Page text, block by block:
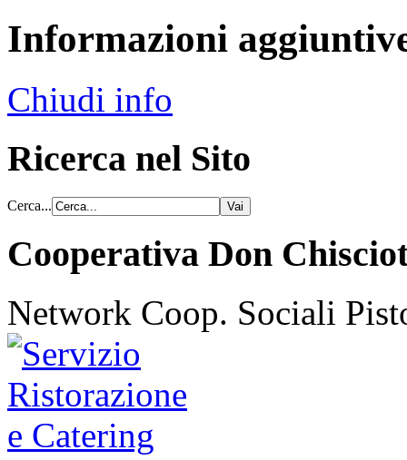
Informazioni
Chiudi info
Ricerca nel Sito
Cerca...
Cooperativa Don
Network Coop. Sociali